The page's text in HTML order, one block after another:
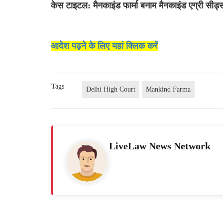
केस टाइटल: मैनकाइंड फार्मा बनाम मैनकाइंड एग्री
आदेश पढ़ने के लिए यहां क्लिक करें
Tags Delhi High Court Mankind Farma
LiveLaw News Network